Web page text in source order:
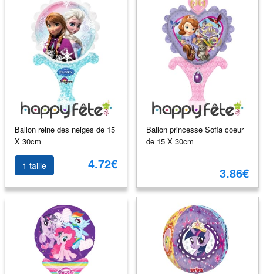
Ballon reine des neiges de 15
X 30cm
1 taille 4.72€
Ballon princesse Sofia coeur
de 15 X 30cm
3.86€